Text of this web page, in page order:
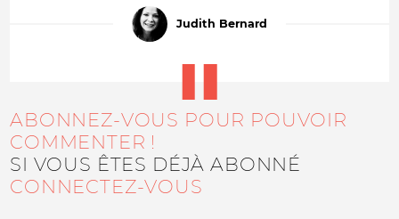
Judith Bernard
ABONNEZ-VOUS POUR POUVOIR
COMMENTER !
SI VOUS ÊTES DÉJÀ ABONNÉ
CONNECTEZ-VOUS